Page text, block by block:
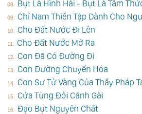
Bụt Là Hình Hài - Bụt Là Tâm
Chỉ Nam Thiền Tập Dành Cho
Cho Đất Nước Đi Lên
Cho Đất Nước Mở Ra
Con Đã Có Đường Đi
Con Đường Chuyển Hóa
Con Sư Tử Vàng Của Thầy Pháp
Cửa Tùng Đôi Cánh Gài
Đạo Bụt Nguyên Chất